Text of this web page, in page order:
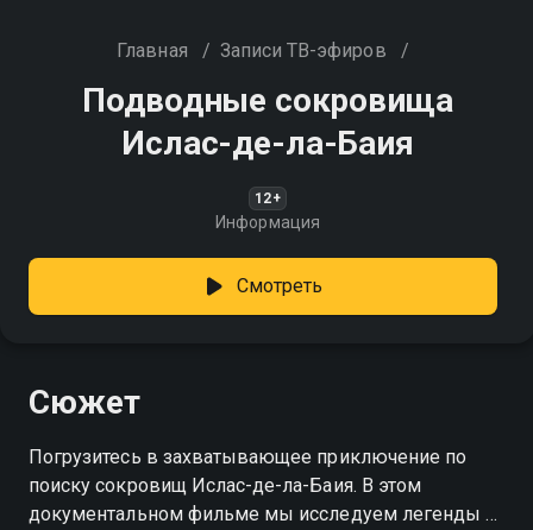
Главная / Записи ТВ-эфиров /
Подводные сокровища
Ислас-де-ла-Баия
12+
Информация
Смотреть
Сюжет
Погрузитесь в захватывающее приключение по
поиску сокровищ Ислас-де-ла-Баия. В этом
документальном фильме мы исследуем легенды и